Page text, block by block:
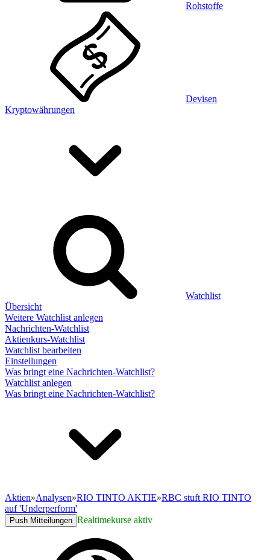
Rohstoffe
Devisen
Kryptowährungen
Watchlist
Übersicht
Weitere Watchlist anlegen
Nachrichten-Watchlist
Aktienkurs-Watchlist
Watchlist bearbeiten
Einstellungen
Was bringt eine Nachrichten-Watchlist?
Watchlist anlegen
Was bringt eine Nachrichten-Watchlist?
Aktien»Analysen»RIO TINTO AKTIE»RBC stuft RIO TINTO
auf 'Underperform'
Push Mitteilungen Realtimekurse aktiv